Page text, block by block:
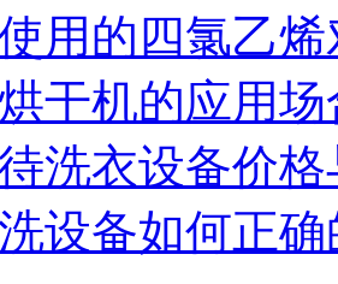
用的四氯乙烯
干机的应用场
洗衣设备价格
设备如何正确